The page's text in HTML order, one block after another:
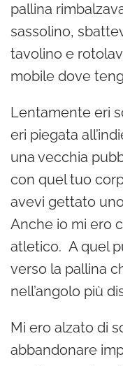
pallina
sassolino,
tavolino e
mobile dove
Lentamente eri
eri piegata
una vecchia
con quel tuo
avevi gettato
Anche io mi ero
atletico. A quel
verso la pallina
nell’angolo più
Mi ero alzato di
abbandonare